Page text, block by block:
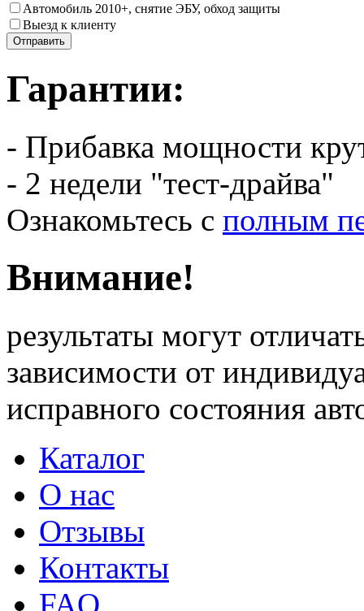
Автомобиль 2010+, снятие ЭБУ, обход защиты
Выезд к клиенту
Гарантии:
- Прибавка мощности
- 2 недели "тест-драйва"
Ознакомьтесь с полным
Внимание!
результаты могут
зависимости от
исправного состояния
Каталог
О нас
Отзывы
Контакты
FAQ